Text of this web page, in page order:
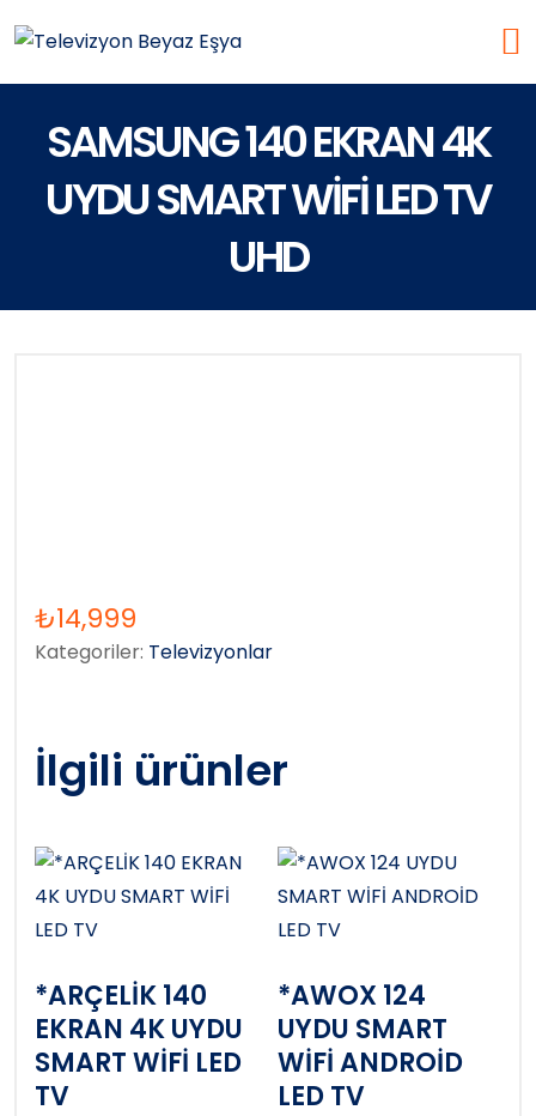
SAMSUNG 140 EKRAN 4K
UYDU SMART WİFİ LED TV
UHD
₺14,999
Kategoriler: Televizyonlar
İlgili ürünler
*ARÇELİK 140
EKRAN 4K UYDU
SMART WİFİ LED
TV
*AWOX 124
UYDU SMART
WİFİ ANDROİD
LED TV